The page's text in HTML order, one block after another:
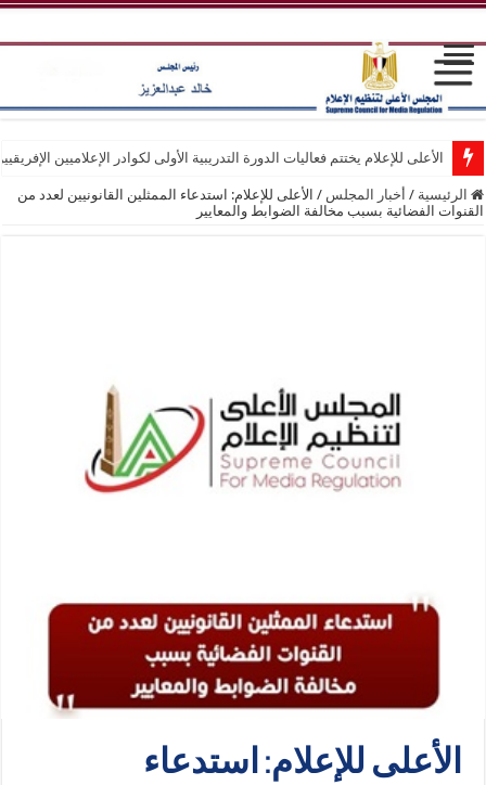
الأعلى للإعلام يختتم فعاليات الدورة التدريبية الأولى لكوادر الإعلاميين
الرئيسية / أخبار المجلس / الأعلى للإعلام: استدعاء الممثلين القانونيين لعدد من
القنوات الفضائية بسبب مخالفة الضوابط والمعايير
الأعلى للإعلام: استدعاء